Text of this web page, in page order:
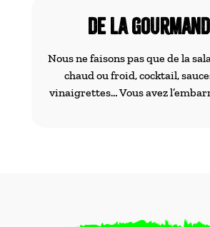
De la
Nous ne faisons pas que de la
chaud ou froid, cocktail,
vinaigrettes… Vous avez